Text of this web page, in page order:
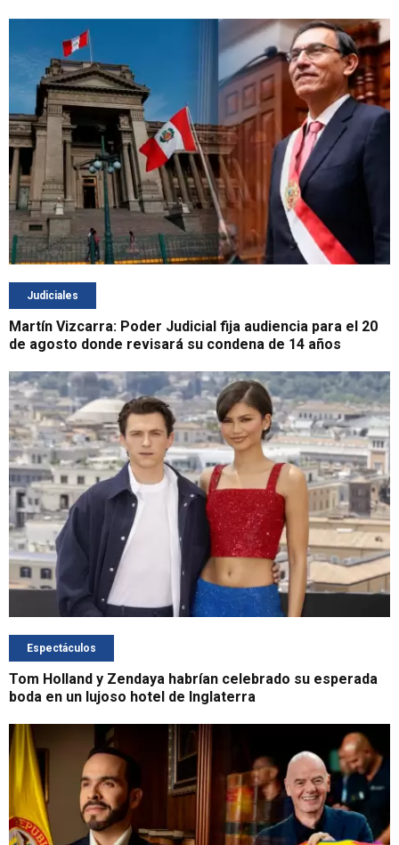
Judiciales
Martín Vizcarra: Poder Judicial fija audiencia para el 20
de agosto donde revisará su condena de 14 años
Espectáculos
Tom Holland y Zendaya habrían celebrado su esperada
boda en un lujoso hotel de Inglaterra